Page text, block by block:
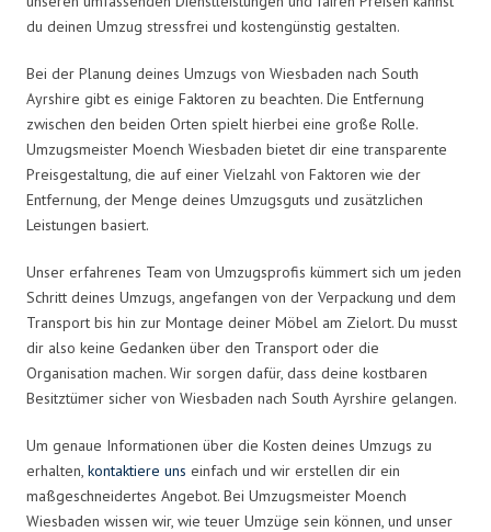
du deinen Umzug stressfrei und kostengünstig gestalten.
Bei der Planung deines Umzugs von Wiesbaden nach South
Ayrshire gibt es einige Faktoren zu beachten. Die Entfernung
zwischen den beiden Orten spielt hierbei eine große Rolle.
Umzugsmeister Moench Wiesbaden bietet dir eine transparente
Preisgestaltung, die auf einer Vielzahl von Faktoren wie der
Entfernung, der Menge deines Umzugsguts und zusätzlichen
Leistungen basiert.
Unser erfahrenes Team von Umzugsprofis kümmert sich um jeden
Schritt deines Umzugs, angefangen von der Verpackung und dem
Transport bis hin zur Montage deiner Möbel am Zielort. Du musst
dir also keine Gedanken über den Transport oder die
Organisation machen. Wir sorgen dafür, dass deine kostbaren
Besitztümer sicher von Wiesbaden nach South Ayrshire gelangen.
Um genaue Informationen über die Kosten deines Umzugs zu
erhalten, kontaktiere uns einfach und wir erstellen dir ein
maßgeschneidertes Angebot. Bei Umzugsmeister Moench
Wiesbaden wissen wir, wie teuer Umzüge sein können, und unser